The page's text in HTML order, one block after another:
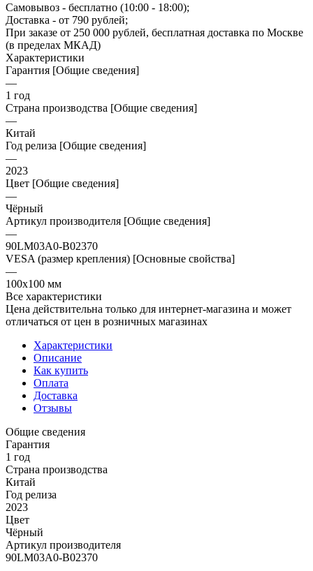
Самовывоз - бесплатно (10:00 - 18:00);
Доставка - от 790 рублей;
При заказе от 250 000 рублей, бесплатная доставка по Москве
(в пределах МКАД)
Характеристики
Гарантия [Общие сведения]
—
1 год
Страна производства [Общие сведения]
—
Китай
Год релиза [Общие сведения]
—
2023
Цвет [Общие сведения]
—
Чёрный
Артикул производителя [Общие сведения]
—
90LM03A0-B02370
VESA (размер крепления) [Основные свойства]
—
100x100 мм
Все характеристики
Цена действительна только для интернет-магазина и может
отличаться от цен в розничных магазинах
Характеристики
Описание
Как купить
Оплата
Доставка
Отзывы
Общие сведения
Гарантия
1 год
Страна производства
Китай
Год релиза
2023
Цвет
Чёрный
Артикул производителя
90LM03A0-B02370